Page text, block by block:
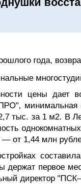
года,
цены дает
минимальная
тыс. за 1 м2.
от 1,44 млн
держат первое
директор